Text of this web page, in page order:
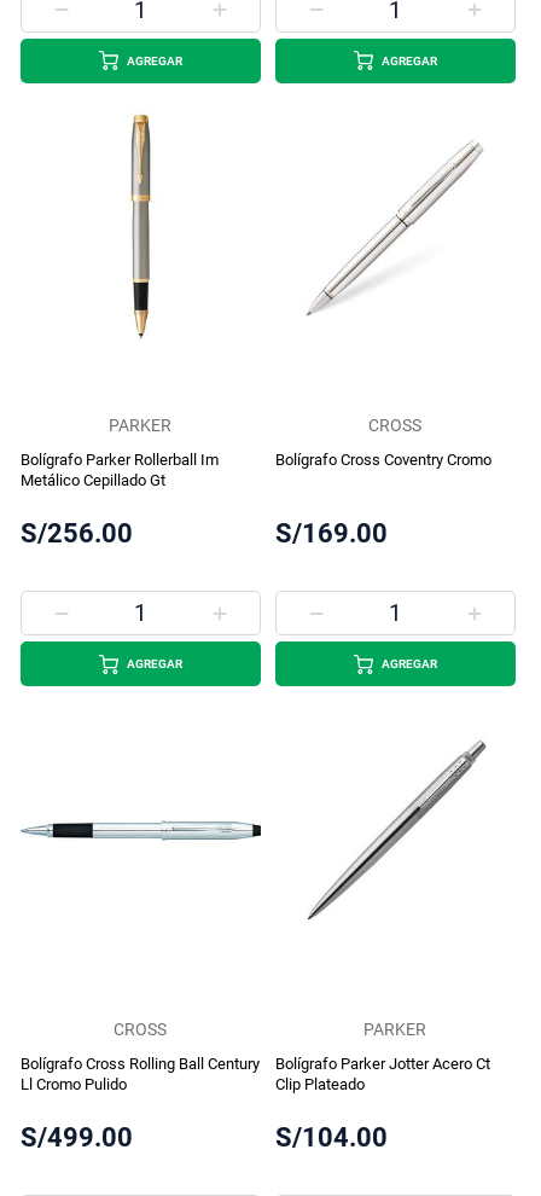
AGREGAR AGREGAR
PARKER
Bolígrafo Parker Rollerball Im
Metálico Cepillado Gt
S/256.00
AGREGAR
CROSS
Bolígrafo Cross Coventry Cromo
S/169.00
AGREGAR
CROSS
Bolígrafo Cross Rolling Ball Century
Ll Cromo Pulido
S/499.00
PARKER
Bolígrafo Parker Jotter Acero Ct
Clip Plateado
S/104.00